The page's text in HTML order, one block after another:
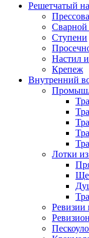
Решетчатый
Сварной
Ступени
Настил
Крепеж
Внутренний
Лотки
Ревизии